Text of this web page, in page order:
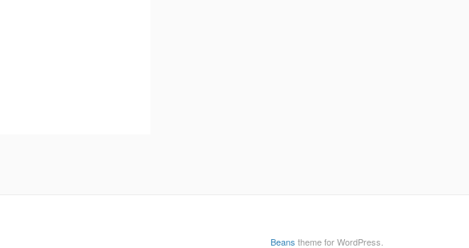
Beans theme for WordPress.